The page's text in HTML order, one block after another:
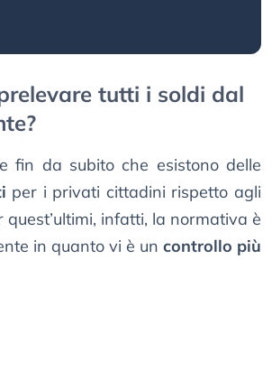
tutti i soldi dal
fin da subito che esistono delle
per i privati cittadini rispetto agli
infatti, la normativa è
in quanto vi è un controllo più